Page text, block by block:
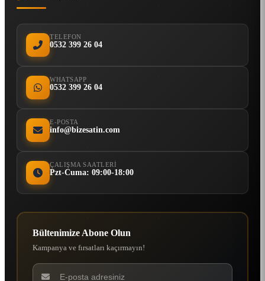
TELEFON
0532 399 26 04
WHATSAPP
0532 399 26 04
E-POSTA
info@bizesatin.com
ÇALIŞMA SAATLERI
Pzt-Cuma: 09:00-18:00
Bültenimize Abone Olun
Kampanya ve fırsatları kaçırmayın!